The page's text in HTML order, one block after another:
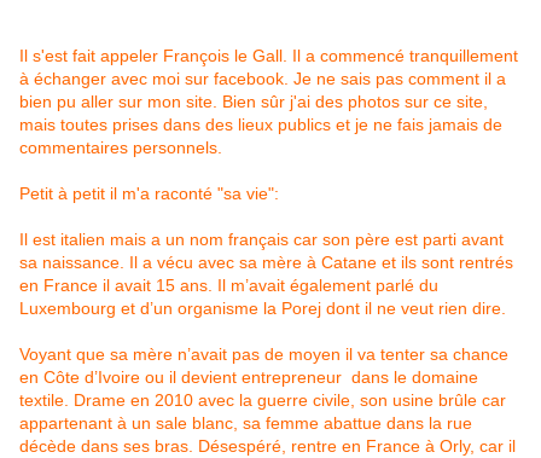
Il s'est fait appeler François le Gall. Il a commencé tranquillement
à échanger avec moi sur facebook. Je ne sais pas comment il a
bien pu aller sur mon site. Bien sûr j'ai des photos sur ce site,
mais toutes prises dans des lieux publics et je ne fais jamais de
commentaires personnels.
Petit à petit il m'a raconté "sa vie":
Il est italien mais a un nom français car son père est parti avant
sa naissance. Il a vécu avec sa mère à Catane et ils sont rentrés
en France il avait 15 ans. Il m’avait également parlé du
Luxembourg et d’un organisme la Porej dont il ne veut rien dire.
Voyant que sa mère n’avait pas de moyen il va tenter sa chance
en Côte d’Ivoire ou il devient entrepreneur dans le domaine
textile. Drame en 2010 avec la guerre civile, son usine brûle car
appartenant à un sale blanc, sa femme abattue dans la rue
décède dans ses bras. Désespéré, rentre en France à Orly, car il